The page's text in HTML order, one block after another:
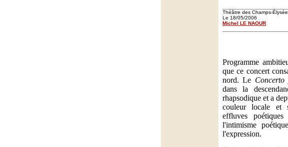
Théâtre des Champs-
Le 18/05/2006
Michel LE NAOUR
Programme
que ce concert
nord. Le
dans la
rhapsodique et a
couleur locale et
effluves
l'intimisme
l'expression.